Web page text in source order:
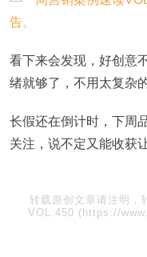
看下来会发现，好创意
绪就够了，不用太复杂
长假还在倒计时，下周
关注，说不定又能收获
转载原创文章请注明，
VOL.450 (https://